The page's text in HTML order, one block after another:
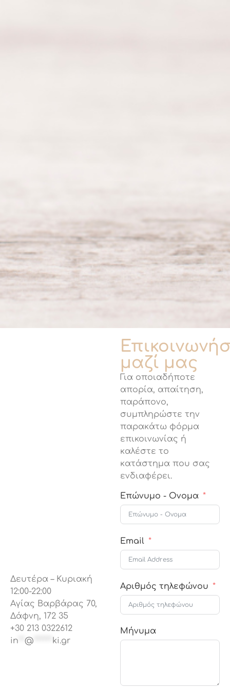
Δευτέρα – Κυριακή
12:00-22:00
Αγίας Βαρβάρας 70,
Δάφνη, 172 35
+30 213 0322612
in
@ ki.gr
μαζί μας
Για οποιαδήποτε
απορία, απαίτηση,
παράπονο,
συμπληρώστε την
παρακάτω φόρμα
επικοινωνίας ή
καλέστε το
κατάστημα που σας
ενδιαφέρει.
Επώνυμο - Oνομα
Email
Αριθμός τηλεφώνου
Μήνυμα